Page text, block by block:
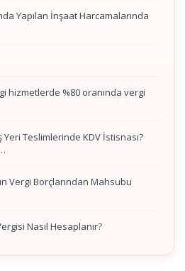
Yapılan İnşaat Harcamalarında
hizmetlerde %80 oranında vergi
Teslimlerinde KDV İstisnası?
Vergi Borçlarından Mahsubu
Nasıl Hesaplanır?